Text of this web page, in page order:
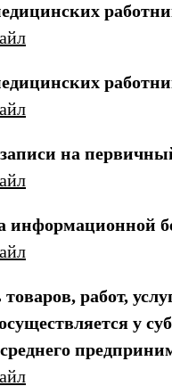
на
информационной
работ,
у